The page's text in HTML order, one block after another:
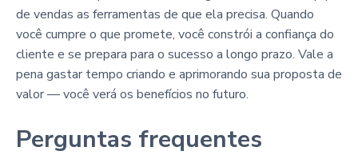
de vendas as ferramentas de que ela precisa. Quando
você cumpre o que promete, você constrói a confiança do
cliente e se prepara para o sucesso a longo prazo. Vale a
pena gastar tempo criando e aprimorando sua proposta de
valor — você verá os benefícios no futuro.
Perguntas frequentes